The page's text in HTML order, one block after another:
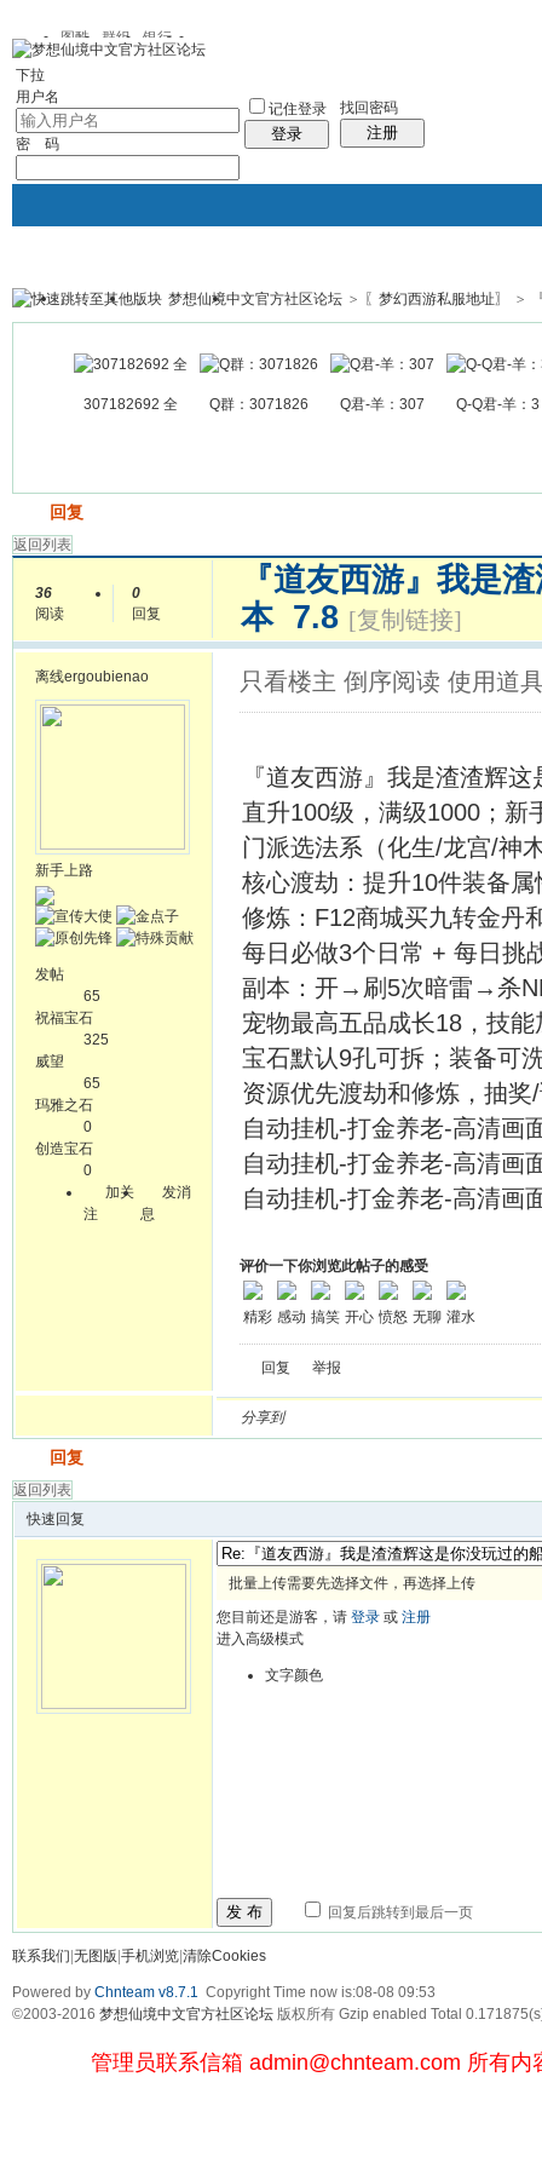
图酷 群组 银行
下拉
用户名
密 码
记住登录
登录
找回密码
注册
银行 群组聚合 我的空间
帖子
梦想仙境中文官方社区论坛 > 〖梦幻西游私服地址〗 >
307182692 全 Q群：3071826 Q君-羊：307 Q-Q君-羊：3
回复
返回列表
36
阅读
0
回复
『道友西游』我是
本 7.8 [复制链接]
离线ergoubienao
新手上路
发帖
65
祝福宝石
325
威望
65
玛雅之石
0
创造宝石
0
加关
注
发消
息
只看楼主 倒序阅读 使用道
『道友西游』我是渣渣辉
直升100级，满级1000；新
门派选法系（化生/龙宫/神
核心渡劫：提升10件装备
修炼：F12商城买九转金丹
每日必做3个日常 + 每日挑
副本：开→刷5次暗雷→杀
宠物最高五品成长18，技
宝石默认9孔可拆；装备可
资源优先渡劫和修炼，抽
自动挂机-打金养老-高清画
自动挂机-打金养老-高清画
自动挂机-打金养老-高清画
评价一下你浏览此帖子的感受
精彩 感动 搞笑 开心 愤怒 无聊 灌水
回复 举报
分享到
回复
返回列表
快速回复
批量上传需要先选择文件，再选择上传
您目前还是游客，请 登录 或 注册
进入高级模式
文字颜色
发 布 回复后跳转到最后一页
联系我们 无图版 手机浏览 清除Cookies
Powered by Chnteam v8.7.1 Copyright Time now is:08-08 09:53
©2003-2016 梦想仙境中文官方社区论坛 版权所有 Gzip enabled Total
管理员联系信箱 admin@chnteam.com 所有内